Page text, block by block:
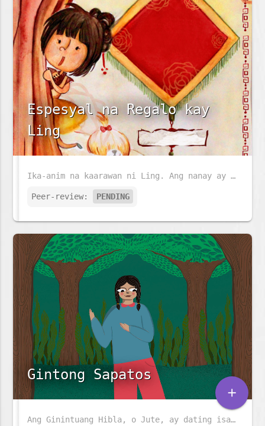
Espesyal na Regalo kay
Ling
Ika-anim na kaarawan ni Ling. Ang nanay ay naghahanda ng pansit at ang tatay ay nagsasabit ng mga parol. Ngunit mayroon pa bang mas espesyal na nag-iintay para kay Ling.
Peer-review: PENDING
Gintong Sapatos
Ang Ginintuang Hibla, o Jute, ay dating isa sa pinakamalaking industriya sa Bangladesh, ngunit unti-unting nawawala. Maraming gamit ang jute at napakababa ng carbon footprint. Ang kuwentong ito ay tungkol sa isang kahanga-hangang pares ng sapatos na jute, na may kakaibang lakas.
add